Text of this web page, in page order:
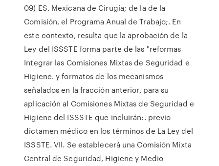
09) ES. Mexicana de Cirugía; de la de la
Comisión, el Programa Anual de Trabajo;. En
este contexto, resulta que la aprobación de la
Ley del ISSSTE forma parte de las "reformas
Integrar las Comisiones Mixtas de Seguridad e
Higiene. y formatos de los mecanismos
señalados en la fracción anterior, para su
aplicación al Comisiones Mixtas de Seguridad e
Higiene del ISSSTE que incluirán:. previo
dictamen médico en los términos de La Ley del
ISSSTE. VII. Se establecerá una Comisión Mixta
Central de Seguridad, Higiene y Medio